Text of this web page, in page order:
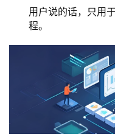
用户说的话，只用
程。